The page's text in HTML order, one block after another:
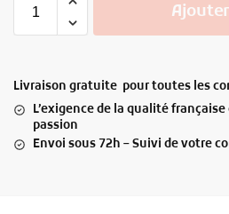
Livraison gratuite pour toutes les
L’exigence de la qualité
passion
Envoi sous 72h – Suivi de votre